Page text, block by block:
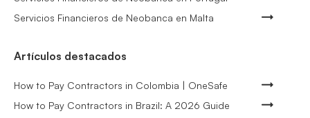
Servicios Financieros de Neobanca en Malta
Artículos destacados
How to Pay Contractors in Colombia | OneSafe
How to Pay Contractors in Brazil: A 2026 Guide